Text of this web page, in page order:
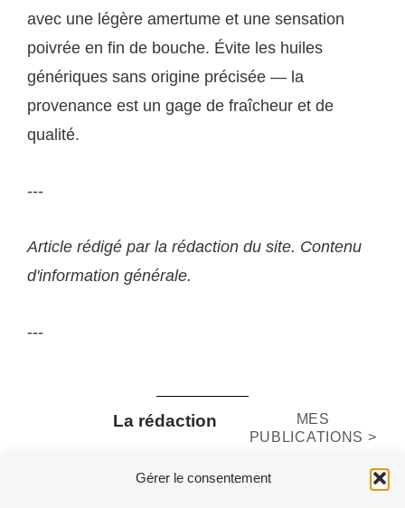
Gérer le consentement
avec une légère amertume et une sensation
poivrée en fin de bouche. Évite les huiles
génériques sans origine précisée — la
provenance est un gage de fraîcheur et de
qualité.
---
Article rédigé par la rédaction du site. Contenu
d'information générale.
---
La rédaction
MES
PUBLICATIONS >